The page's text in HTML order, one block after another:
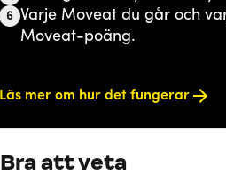
6 Varje Moveat du går och
Moveat-poäng.
Läs mer om hur det fungerar
Bra att veta